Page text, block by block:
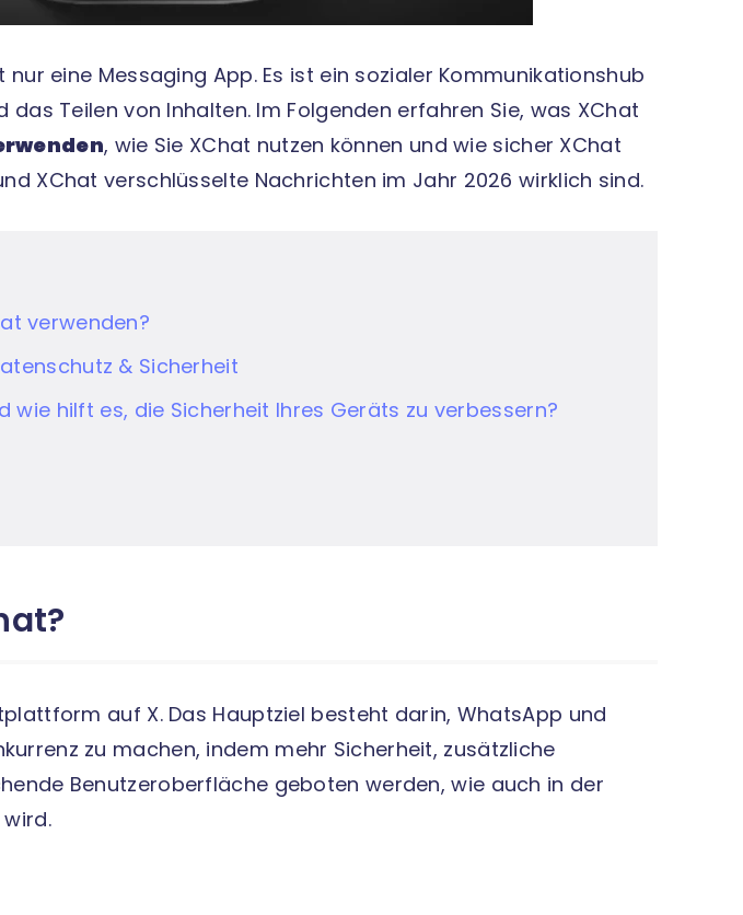
eine Messaging App. Es ist ein sozialer Kommunikationshub
das Teilen von Inhalten. Im Folgenden erfahren Sie, was XChat
, wie Sie XChat nutzen können und wie sicher XChat
XChat verschlüsselte Nachrichten im Jahr 2026 wirklich sind.
verwenden?
& Sicherheit
wie hilft es, die Sicherheit Ihres Geräts zu verbessern?
auf X. Das Hauptziel besteht darin, WhatsApp und
zu machen, indem mehr Sicherheit, zusätzliche
Benutzeroberfläche geboten werden, wie auch in der